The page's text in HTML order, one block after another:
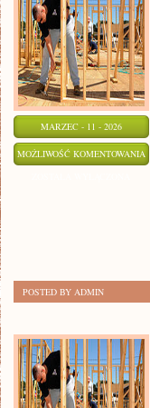
MARZEC - 11 - 2026
MOŻLIWOŚĆ KOMENTOWANIA
POSTED BY ADMIN